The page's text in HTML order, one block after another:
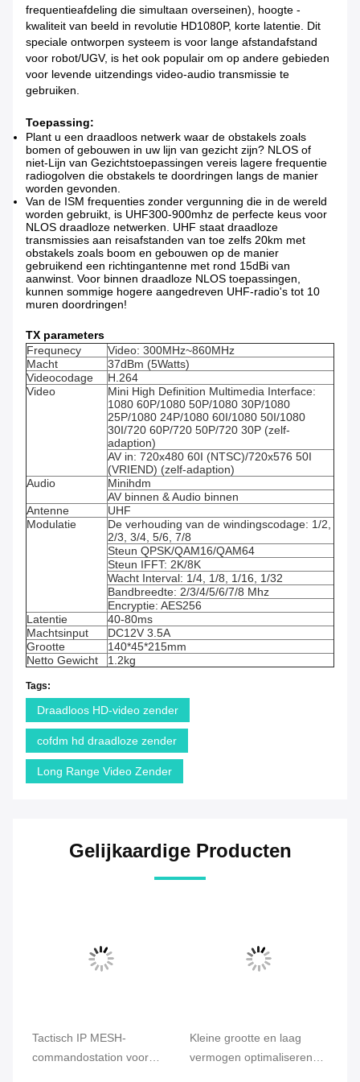
frequentieafdeling die simultaan overseinen), hoogte -
kwaliteit van beeld in revolutie HD1080P, korte latentie. Dit
speciale ontworpen systeem is voor lange afstandafstand
voor robot/UGV, is het ook populair om op andere gebieden
voor levende uitzendings video-audio transmissie te
gebruiken.
Toepassing:
Plant u een draadloos netwerk waar de obstakels zoals
bomen of gebouwen in uw lijn van gezicht zijn? NLOS of
niet-Lijn van Gezichtstoepassingen vereis lagere frequentie
radiogolven die obstakels te doordringen langs de manier
worden gevonden.
Van de ISM frequenties zonder vergunning die in de wereld
worden gebruikt, is UHF300-900mhz de perfecte keus voor
NLOS draadloze netwerken. UHF staat draadloze
transmissies aan reisafstanden van toe zelfs 20km met
obstakels zoals boom en gebouwen op de manier
gebruikend een richtingantenne met rond 15dBi van
aanwinst. Voor binnen draadloze NLOS toepassingen,
kunnen sommige hogere aangedreven UHF-radio's tot 10
muren doordringen!
TX parameters
Frequnecy
Video: 300MHz~860MHz
Macht
37dBm (5Watts)
Videocodage
H.264
Video
Mini High Definition Multimedia Interface:
1080 60P/1080 50P/1080 30P/1080
25P/1080 24P/1080 60I/1080 50I/1080
30I/720 60P/720 50P/720 30P (zelf-
adaption)
AV in: 720x480 60I (NTSC)/720x576 50I
(VRIEND) (zelf-adaption)
Audio
Minihdm
AV binnen & Audio binnen
Antenne
UHF
Modulatie
De verhouding van de windingscodage: 1/2,
2/3, 3/4, 5/6, 7/8
Steun QPSK/QAM16/QAM64
Steun IFFT: 2K/8K
Wacht Interval: 1/4, 1/8, 1/16, 1/32
Bandbreedte: 2/3/4/5/6/7/8 Mhz
Encryptie: AES256
Latentie
40-80ms
Machtsinput
DC12V 3.5A
Grootte
140*45*215mm
Netto Gewicht
1.2kg
Tags:
Draadloos HD-video zender
cofdm hd draadloze zender
Long Range Video Zender
Gelijkaardige Producten
Tactisch IP MESH-
commandostation voor
Kleine grootte en laag
vermogen optimaliseren